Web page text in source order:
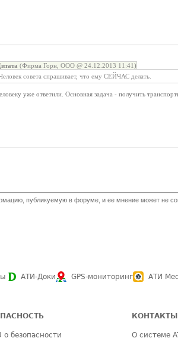
(Фирма Горн, ООО @ 24.12.2013 11:41)
совета спрашивает, что ему СЕЙЧАС делать.
уже ответили. Основная задача - получить
публикуемую в форуме, и ее мнение может не
АТИ-Доки GPS-мониторинг АТИ
о безопасности О системе